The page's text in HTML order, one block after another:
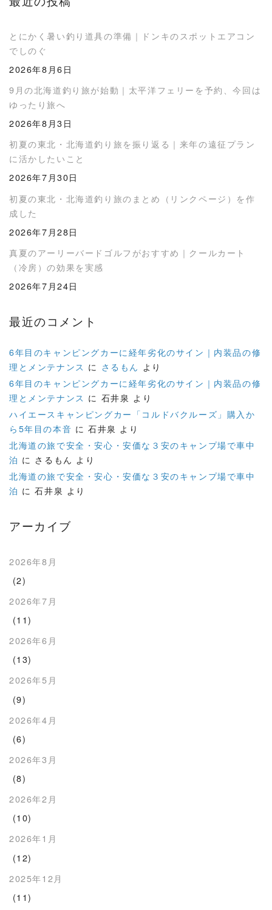
とにかく暑い釣り道具の準備｜ドンキのスポットエアコン
でしのぐ
2026年8月6日
9月の北海道釣り旅が始動｜太平洋フェリーを予約、今回は
ゆったり旅へ
2026年8月3日
初夏の東北・北海道釣り旅を振り返る｜来年の遠征プラン
に活かしたいこと
2026年7月30日
初夏の東北・北海道釣り旅のまとめ（リンクページ）を作
成した
2026年7月28日
真夏のアーリーバードゴルフがおすすめ｜クールカート
（冷房）の効果を実感
2026年7月24日
最近のコメント
6年目のキャンピングカーに経年劣化のサイン｜内装品の修
理とメンテナンス に さるもん より
6年目のキャンピングカーに経年劣化のサイン｜内装品の修
理とメンテナンス に 石井泉 より
ハイエースキャンピングカー「コルドバクルーズ」購入か
ら5年目の本音 に石井泉 より
北海道の旅で安全・安心・安価な３安のキャンプ場で車中
泊 に さるもん より
北海道の旅で安全・安心・安価な３安のキャンプ場で車中
泊 に石井泉 より
アーカイブ
2026年8月
(2)
2026年7月
(11)
2026年6月
(13)
2026年5月
(9)
2026年4月
(6)
2026年3月
(8)
2026年2月
(10)
2026年1月
(12)
2025年12月
(11)